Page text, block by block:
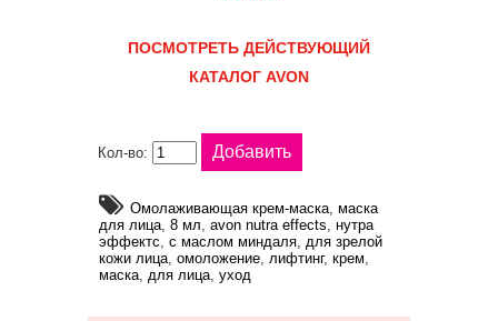
ПОСМОТРЕТЬ ДЕЙСТВУЮЩИЙ
КАТАЛОГ AVON
Кол-во:
Омолаживающая крем-маска, маска
для лица, 8 мл, avon nutra effects, нутра
эффектс, с маслом миндаля, для зрелой
кожи лица, омоложение, лифтинг, крем,
маска, для лица, уход